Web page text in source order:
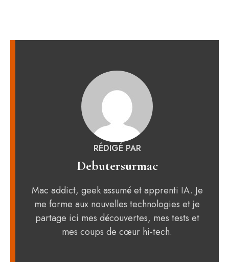
RÉDIGÉ PAR
Debutersurmac
Mac addict, geek assumé et apprenti IA. Je
me forme aux nouvelles technologies et je
partage ici mes découvertes, mes tests et
mes coups de cœur hi-tech.